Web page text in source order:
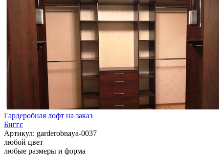
Гардеробная лофт на заказ
Биггс
Артикул: garderobnaya-0037
любой цвет
любые размеры и форма